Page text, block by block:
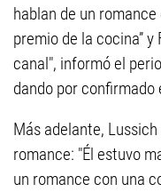
hablan de un
premio de la cocina” y
canal", informó el
dando por confirmado
Más adelante,
romance: "Él estuvo
un romance con una